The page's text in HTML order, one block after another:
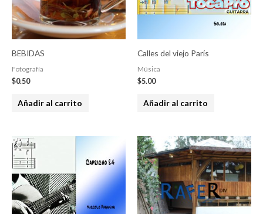
BEBIDAS
Fotografía
$0.50
Añadir al carrito
Calles del viejo París
Música
$5.00
Añadir al carrito